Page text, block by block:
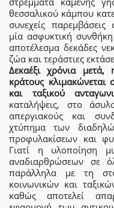
θεσσαλικού κάμπου
συνεχείς
μία ασφυκτική
αποτέλεσμα δεκάδες
ζώα και τεράστιες
Δεκαέξι χρόνια μετά,
κράτους
και ταξικού
καταλήψεις, στο
απεργιακούς και
χτύπημα των
προφυλακίσεων και
Γιατί η υλοποίηση
αναδιαρθρώσεων σε
παράλληλα με τη
κοινωνικών και
καθώς αποτελεί